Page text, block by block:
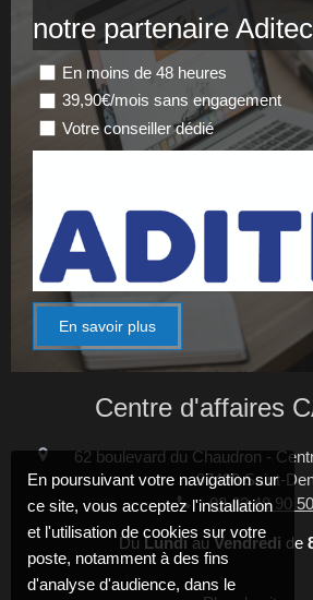
notre partenaire Aditec
En moins de 48 heures
39,90€/mois sans engagement
Votre conseiller dédié
En savoir plus
Centre d'affaires
62 boulevard du Chaudron -
97490 Saint-
02 62 48 90 50
Du LundiauVendredi de
En poursuivant votre navigation sur
ce site, vous acceptez l'installation
et l'utilisation de cookies sur votre
poste, notamment à des fins
d'analyse d'audience, dans le